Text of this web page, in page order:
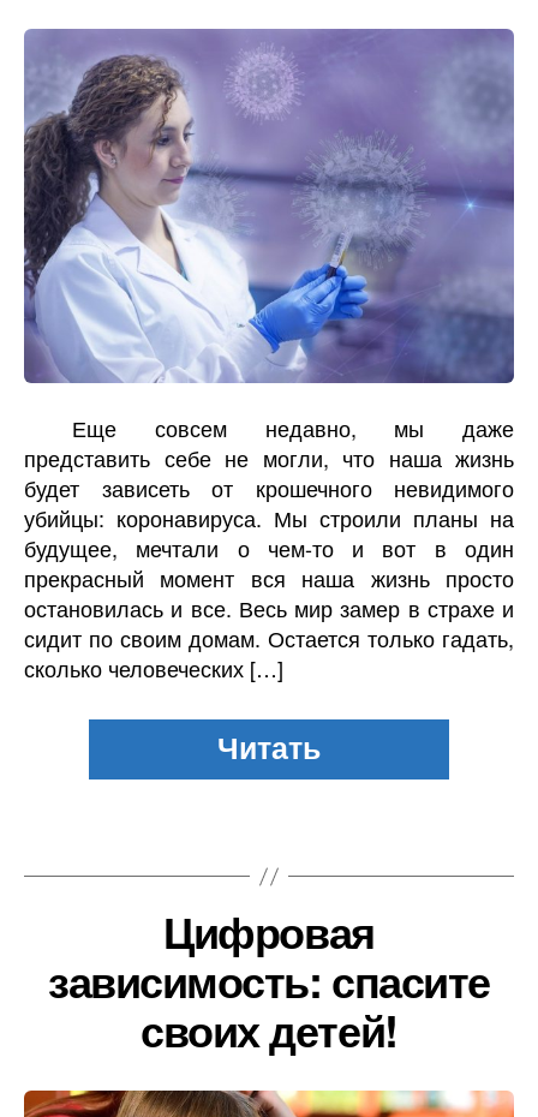
Еще совсем недавно, мы даже
представить себе не могли, что наша жизнь
будет зависеть от крошечного невидимого
убийцы: коронавируса. Мы строили планы на
будущее, мечтали о чем-то и вот в один
прекрасный момент вся наша жизнь просто
остановилась и все. Весь мир замер в страхе и
сидит по своим домам. Остается только гадать,
сколько человеческих […]
Цифровая
зависимость: спасите
своих детей!